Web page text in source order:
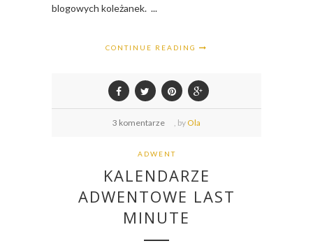
blogowych koleżanek. ...
CONTINUE READING
3 komentarze by Ola
ADWENT
KALENDARZE
ADWENTOWE LAST
MINUTE